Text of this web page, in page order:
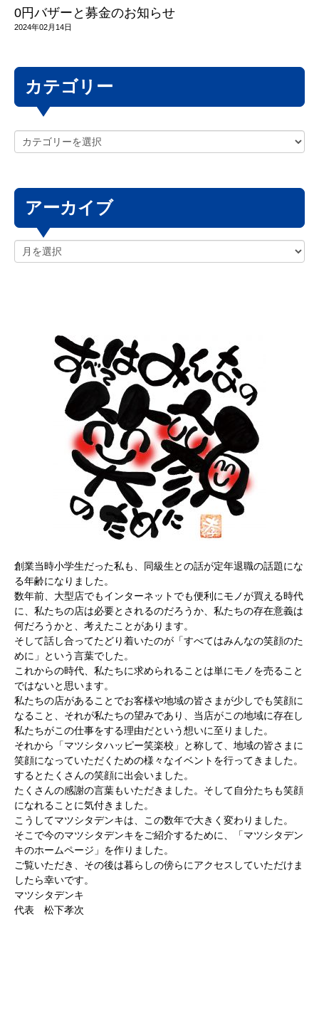
0円バザーと募金のお知らせ
2024年02月14日
カテゴリー
アーカイブ
創業当時小学生だった私も、同級生との話が定年退職の話題にな
る年齢になりました。
数年前、大型店でもインターネットでも便利にモノが買える時代
に、私たちの店は必要とされるのだろうか、私たちの存在意義は
何だろうかと、考えたことがあります。
そして話し合ってたどり着いたのが「すべてはみんなの笑顔のた
めに」という言葉でした。
これからの時代、私たちに求められることは単にモノを売ること
ではないと思います。
私たちの店があることでお客様や地域の皆さまが少しでも笑顔に
なること、それが私たちの望みであり、当店がこの地域に存在し
私たちがこの仕事をする理由だという想いに至りました。
それから「マツシタハッピー笑楽校」と称して、地域の皆さまに
笑顔になっていただくための様々なイベントを行ってきました。
するとたくさんの笑顔に出会いました。
たくさんの感謝の言葉もいただきました。そして自分たちも笑顔
になれることに気付きました。
こうしてマツシタデンキは、この数年で大きく変わりました。
そこで今のマツシタデンキをご紹介するために、「マツシタデン
キのホームページ」を作りました。
ご覧いただき、その後は暮らしの傍らにアクセスしていただけま
したら幸いです。
マツシタデンキ
代表 松下孝次